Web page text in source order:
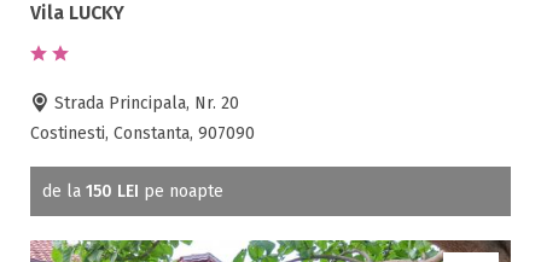
Vila LUCKY
Strada Principala, Nr. 20
Costinesti, Constanta, 907090
de la 150 LEI pe noapte